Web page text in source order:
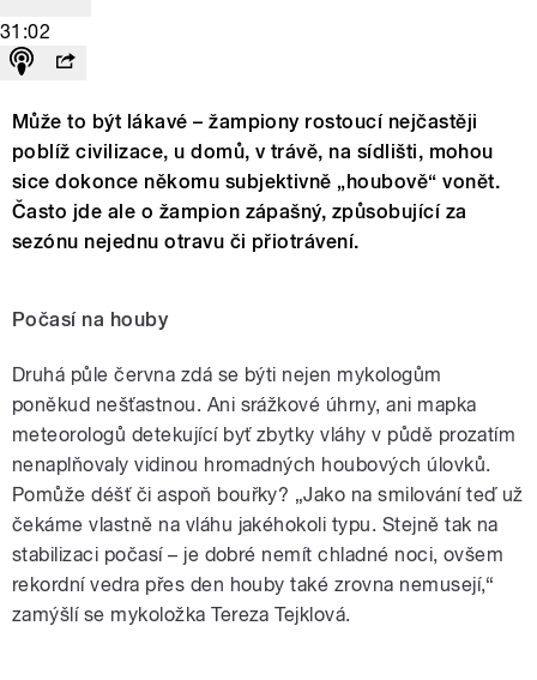
31:02
Může to být lákavé – žampiony rostoucí nejčastěji
poblíž civilizace, u domů, v trávě, na sídlišti, mohou
sice dokonce někomu subjektivně „houbově“ vonět.
Často jde ale o žampion zápašný, způsobující za
sezónu nejednu otravu či přiotrávení.
Počasí na houby
Druhá půle června zdá se býti nejen mykologům
poněkud nešťastnou. Ani srážkové úhrny, ani mapka
meteorologů detekující byť zbytky vláhy v půdě prozatím
nenaplňovaly vidinou hromadných houbových úlovků.
Pomůže déšť či aspoň bouřky? „Jako na smilování teď už
čekáme vlastně na vláhu jakéhokoli typu. Stejně tak na
stabilizaci počasí – je dobré nemít chladné noci, ovšem
rekordní vedra přes den houby také zrovna nemusejí,“
zamýšlí se mykoložka Tereza Tejklová.